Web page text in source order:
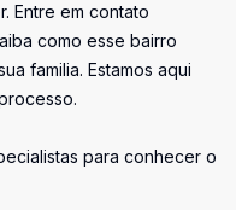
Entre em contato
como esse bairro
familia. Estamos aqui
para conhecer o